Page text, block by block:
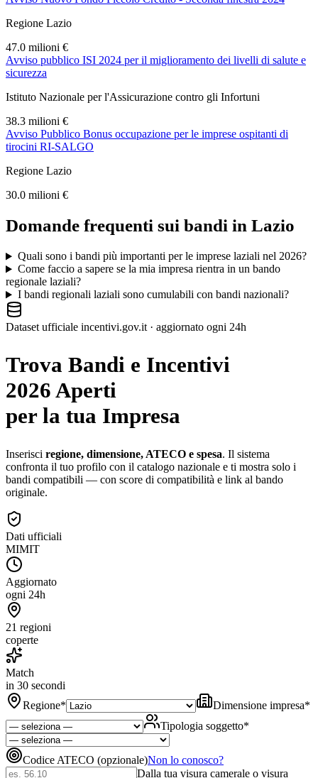
Regione Lazio
47.0 milioni €
Avviso pubblico ISI 2024 per il miglioramento dei livelli di salute e
sicurezza
Istituto Nazionale per l'Assicurazione contro gli Infortuni
38.3 milioni €
Avviso Pubblico Bonus occupazione per le imprese ospitanti di
tirocini RI-SALGO
Regione Lazio
30.0 milioni €
Domande frequenti sui bandi in Lazio
Quali sono i bandi più importanti per le imprese laziali nel 2026?
Come faccio a sapere se la mia impresa rientra in un bando
regionale laziali?
I bandi regionali laziali sono cumulabili con bandi nazionali?
Dataset ufficiale incentivi.gov.it · aggiornato ogni 24h
Trova Bandi e Incentivi
2026 Aperti
per la tua Impresa
Inserisci regione, dimensione, ATECO e spesa. Il sistema
confronta il tuo profilo con il catalogo nazionale e ti mostra solo i
bandi compatibili — con score di compatibilità e link al bando
originale.
Dati ufficiali
MIMIT
Aggiornato
ogni 24h
21 regioni
coperte
Match
in 30 secondi
Regione* Dimensione impresa*
Tipologia soggetto*
Codice ATECO (opzionale)Non lo conosco?
Dalla tua visura camerale o visura